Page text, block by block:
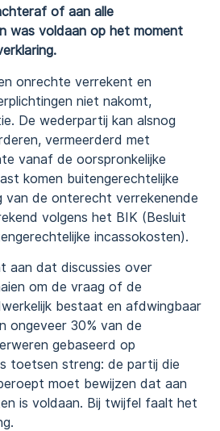
of aan alle
was voldaan op het moment
onrechte verrekent en
niet nakomt,
De wederpartij kan alsnog
vermeerderd met
vanaf de oorspronkelijke
komen buitengerechtelijke
van de onterecht verrekenende
volgens het BIK (Besluit
incassokosten).
aan dat discussies over
om de vraag of de
bestaat en afdwingbaar
ongeveer 30% van de
gebaseerd op
toetsen streng: de partij die
moet bewijzen dat aan
is voldaan. Bij twijfel faalt het